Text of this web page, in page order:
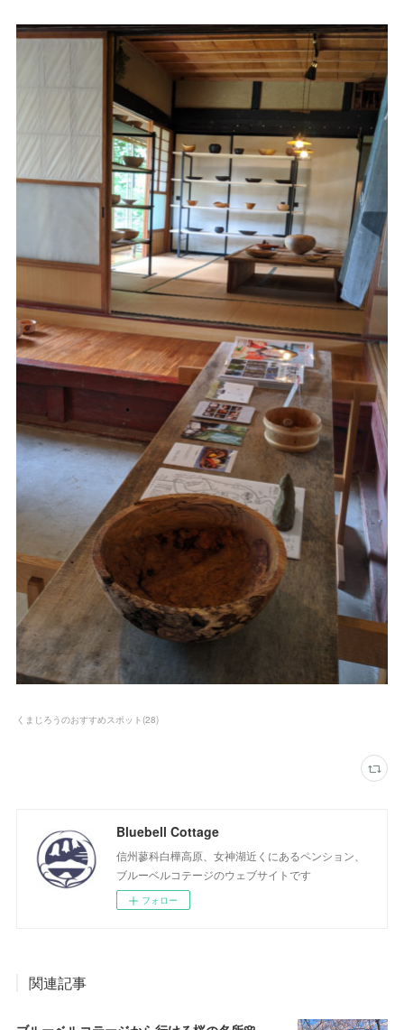
くまじろうのおすすめスポット (28)
Bluebell Cottage
信州蓼科白樺高原、女神湖近くにあるペンション、
ブルーベルコテージのウェブサイトです
フォロー
関連記事